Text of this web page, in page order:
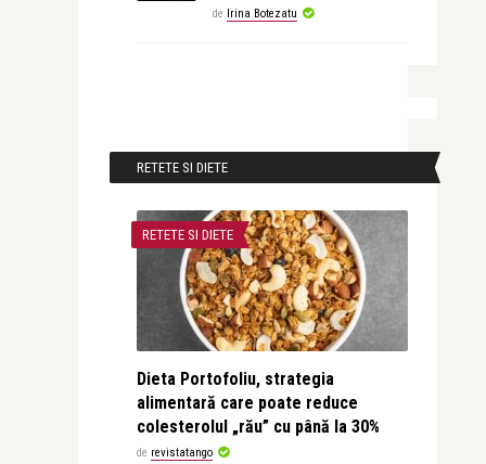
de Irina Botezatu
RETETE SI DIETE
RETETE SI DIETE
Dieta Portofoliu, strategia
alimentară care poate reduce
colesterolul „rău” cu până la 30%
de revistatango